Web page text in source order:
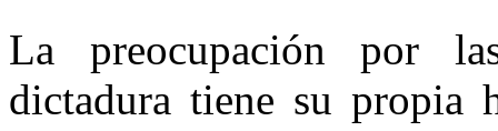
La preocupación por
dictadura tiene su propia